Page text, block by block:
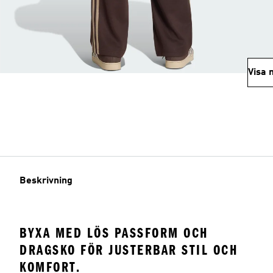
Visa
Beskrivning
BYXA MED LÖS PASSFORM OCH
DRAGSKO FÖR JUSTERBAR STIL OCH
KOMFORT.